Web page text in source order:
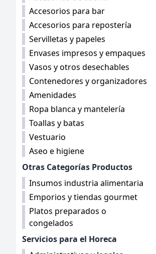
Accesorios para bar
Accesorios para repostería
Servilletas y papeles
Envases impresos y empaques
Vasos y otros desechables
Contenedores y organizadores
Amenidades
Ropa blanca y mantelería
Toallas y batas
Vestuario
Aseo e higiene
Otras Categorías Productos
Insumos industria alimentaria
Emporios y tiendas gourmet
Platos preparados o
congelados
Servicios para el Horeca